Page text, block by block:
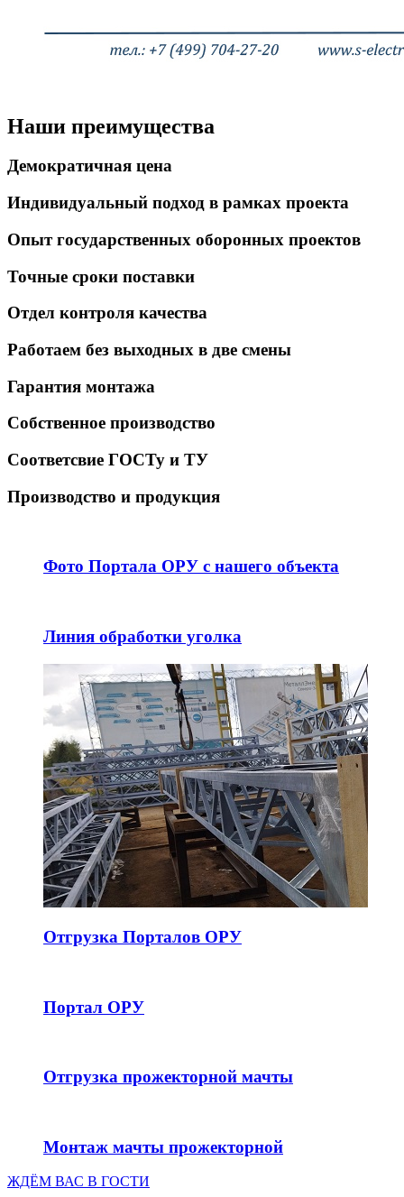
Наши преимущества
Демократичная цена
Индивидуальный подход в рамках проекта
Опыт государственных оборонных проектов
Точные сроки поставки
Отдел контроля качества
Работаем без выходных в две смены
Гарантия монтажа
Собственное производство
Соответсвие ГОСТу и ТУ
Производство и продукция
Фото Портала ОРУ с нашего объекта
Линия обработки уголка
Отгрузка Порталов ОРУ
Портал ОРУ
Отгрузка прожекторной мачты
Монтаж мачты прожекторной
ЖДЁМ ВАС В ГОСТИ